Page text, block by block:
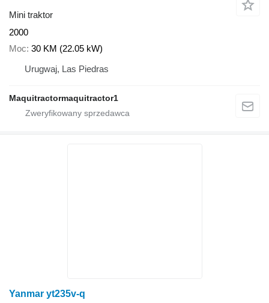
Mini traktor
2000
Moc 30 KM (22.05 kW)
Urugwaj, Las Piedras
Maquitractormaquitractor1
Yanmar yt235v-q